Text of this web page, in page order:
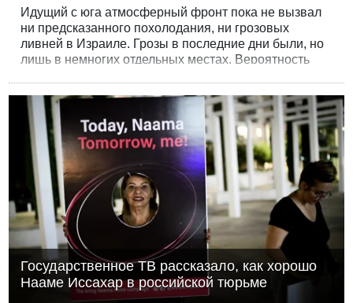
Идущий с юга атмосферный фронт пока не вызвал
ни предсказанного похолодания, ни грозовых
ливней в Израиле. Грозы в последние дни были, но
лишь в немногих отдельных местах. Вероятность
Государственное ТВ рассказало, как хорошо
Нааме Иссахар в российской тюрьме